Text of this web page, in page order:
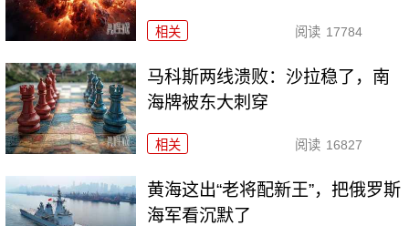
相关 阅读 17784
马科斯两线溃败：沙拉稳了，南
海牌被东大刺穿
相关 阅读 16827
黄海这出“老将配新王”，把俄罗斯
海军看沉默了